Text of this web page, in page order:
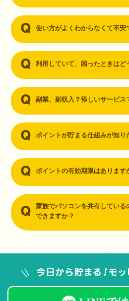
使い方がよくわからなくて不安
利用していて、困ったときはど
副業、副収入？怪しいサービス
ポイントが貯まる仕組みが知り
ポイントの有効期限はあります
家族でパソコンを共有している
できますか？